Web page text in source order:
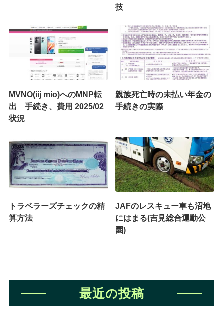
技
MVNO(iij mio)へのMNP転
出 手続き、費用 2025/02
状況
親族死亡時の未払い年金の
手続きの実際
トラベラーズチェックの精
算方法
JAFのレスキュー車も沼地
にはまる(吉見総合運動公
園)
最近の投稿